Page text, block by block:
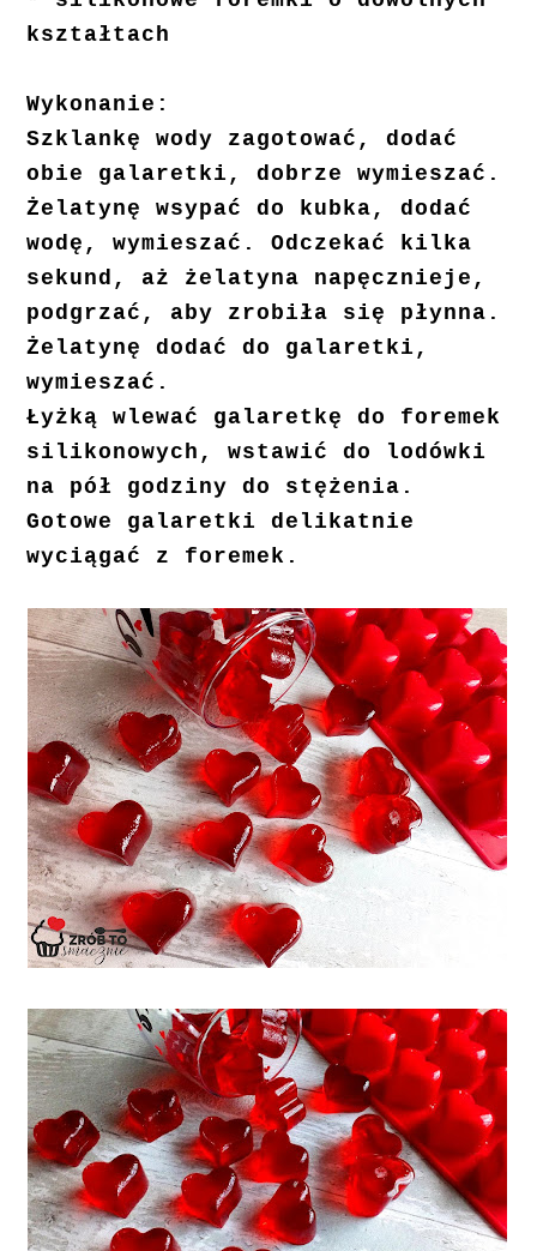
kształtach
Wykonanie:
Szklankę wody zagotować, dodać
obie galaretki, dobrze wymieszać.
Żelatynę wsypać do kubka, dodać
wodę, wymieszać. Odczekać kilka
sekund, aż żelatyna napęcznieje,
podgrzać, aby zrobiła się płynna.
Żelatynę dodać do galaretki,
wymieszać.
Łyżką wlewać galaretkę do foremek
silikonowych, wstawić do lodówki
na pół godziny do stężenia.
Gotowe galaretki delikatnie
wyciągać z foremek.